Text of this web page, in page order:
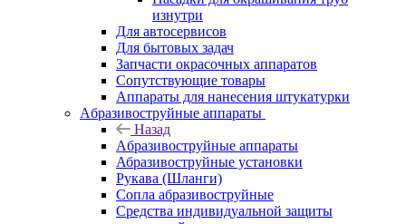
изнутри
Для автосервисов
Для бытовых задач
Запчасти окрасочных аппаратов
Сопутствующие товары
Аппараты для нанесения штукатурки
Aбразивоструйные аппараты
Назад
Aбразивоструйные аппараты
Абразивоструйные установки
Рукава (Шланги)
Сопла абразивоструйные
Средства индивидуальной защиты